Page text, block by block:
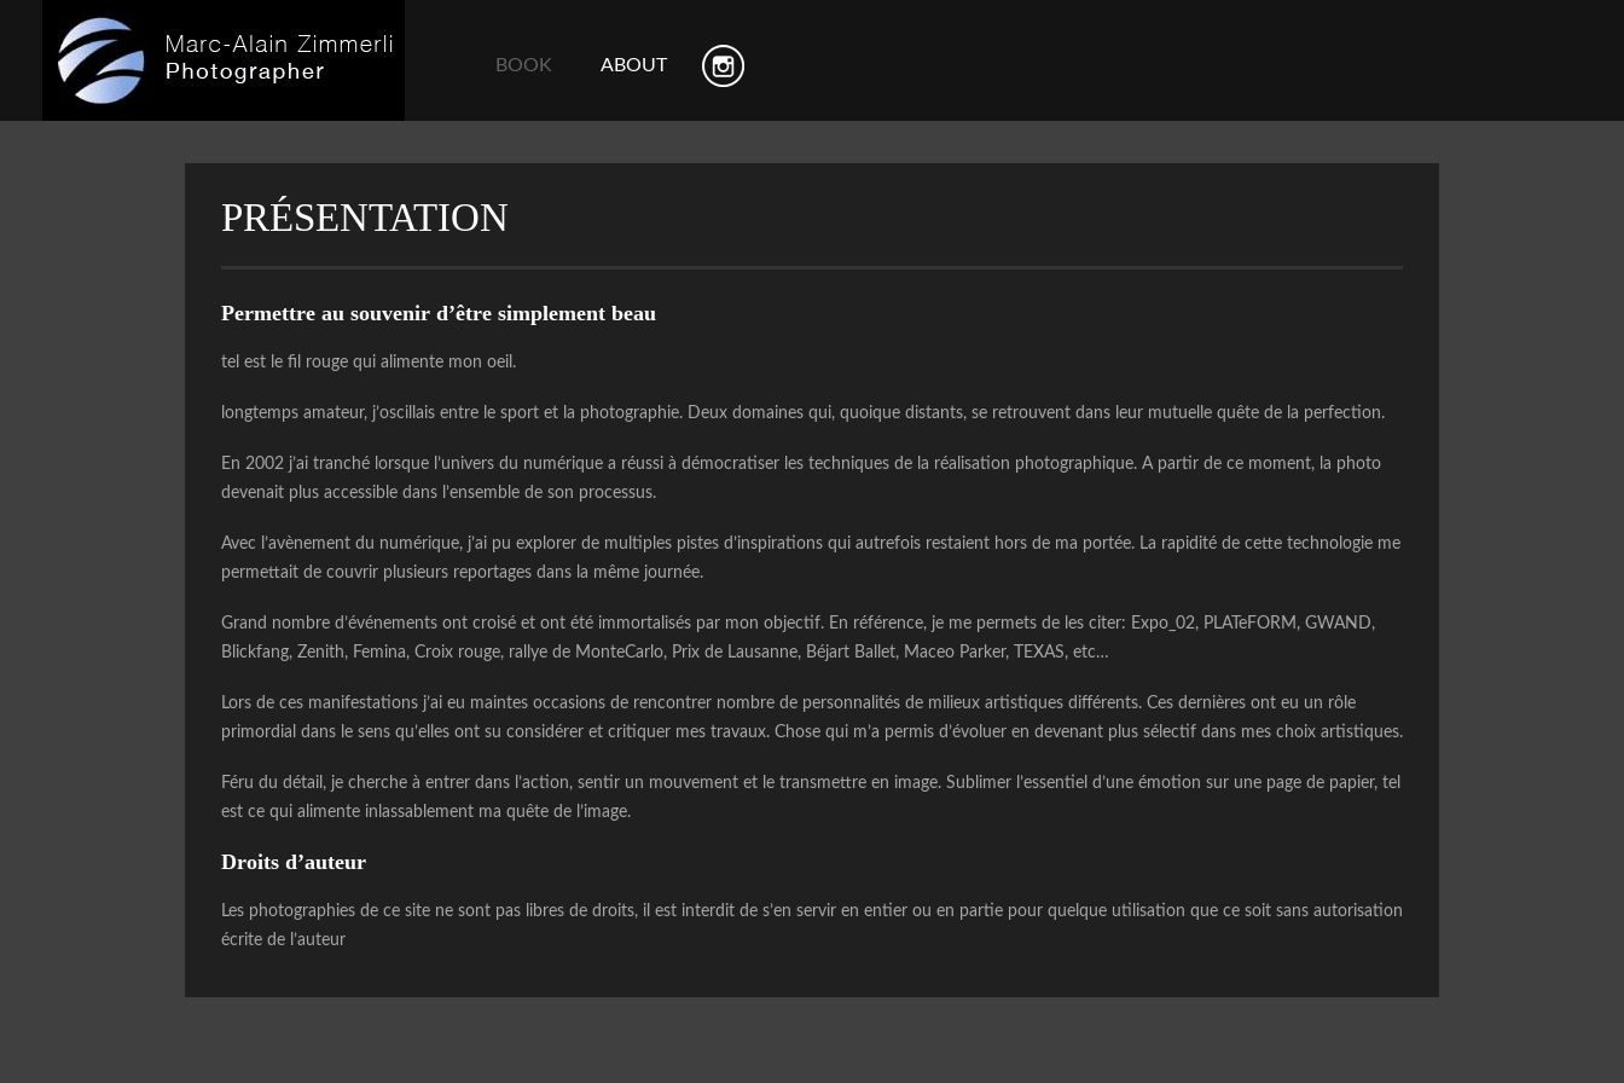
BOOK ABOUT
PRÉSENTATION
Permettre au souvenir d’être simplement beau
tel est le fil rouge qui alimente mon oeil.
longtemps amateur, j’oscillais entre le sport et la photographie. Deux domaines qui, quoique distants, se retrouvent dans leur mutuelle quête de la perfection.
En 2002 j’ai tranché lorsque l’univers du numérique a réussi à démocratiser les techniques de la réalisation photographique. A partir de ce moment, la photo
devenait plus accessible dans l’ensemble de son processus.
Avec l’avènement du numérique, j’ai pu explorer de multiples pistes d’inspirations qui autrefois restaient hors de ma portée. La rapidité de cette technologie me
permettait de couvrir plusieurs reportages dans la même journée.
Grand nombre d’événements ont croisé et ont été immortalisés par mon objectif. En référence, je me permets de les citer: Expo_02, PLATeFORM, GWAND,
Blickfang, Zenith, Femina, Croix rouge, rallye de MonteCarlo, Prix de Lausanne, Béjart Ballet, Maceo Parker, TEXAS, etc…
Lors de ces manifestations j’ai eu maintes occasions de rencontrer nombre de personnalités de milieux artistiques différents. Ces dernières ont eu un rôle
primordial dans le sens qu’elles ont su considérer et critiquer mes travaux. Chose qui m’a permis d’évoluer en devenant plus sélectif dans mes choix artistiques.
Féru du détail, je cherche à entrer dans l’action, sentir un mouvement et le transmettre en image. Sublimer l’essentiel d’une émotion sur une page de papier, tel
est ce qui alimente inlassablement ma quête de l’image.
Droits d’auteur
Les photographies de ce site ne sont pas libres de droits, il est interdit de s’en servir en entier ou en partie pour quelque utilisation que ce soit sans autorisation
écrite de l’auteur